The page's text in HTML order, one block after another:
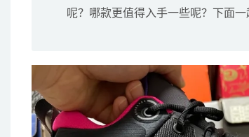
呢？哪款更值得入手一些呢？下面